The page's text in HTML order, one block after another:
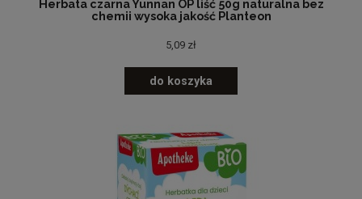
Herbata czarna Yunnan OP liść 50g naturalna bez
chemii wysoka jakość Planteon
5,09 zł
do koszyka